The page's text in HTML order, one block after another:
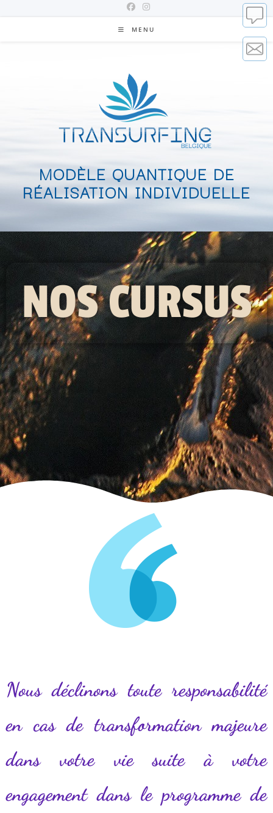
MENU
MODÈLE QUANTIQUE DE
RÉALISATION INDIVIDUELLE
NOS CURSUS
Nous déclinons toute responsabilité
en cas de transformation majeure
dans votre vie suite à votre
engagement dans le programme de